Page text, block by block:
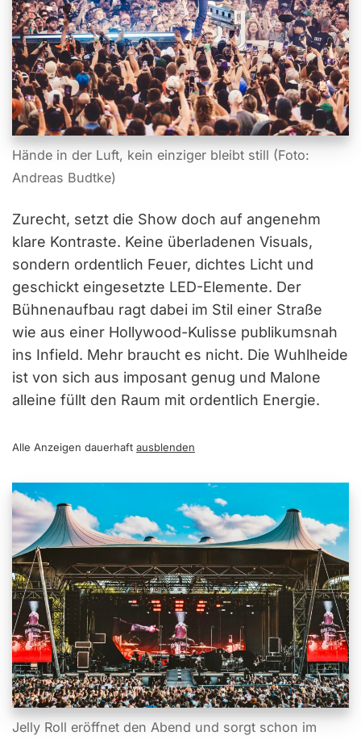
Hände in der Luft, kein einziger bleibt still (Foto:
Andreas Budtke)
Zurecht, setzt die Show doch auf angenehm
klare Kontraste. Keine überladenen Visuals,
sondern ordentlich Feuer, dichtes Licht und
geschickt eingesetzte LED-Elemente. Der
Bühnenaufbau ragt dabei im Stil einer Straße
wie aus einer Hollywood-Kulisse publikumsnah
ins Infield. Mehr braucht es nicht. Die Wuhlheide
ist von sich aus imposant genug und Malone
alleine füllt den Raum mit ordentlich Energie.
Alle Anzeigen dauerhaft ausblenden
Jelly Roll eröffnet den Abend und sorgt schon im